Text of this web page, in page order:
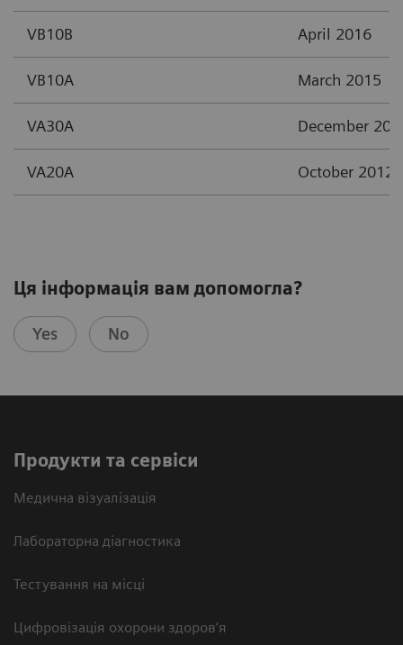
VB10B April 2016
VB10A March 2015
VA30A December
VA20A October 2012
Ця інформація вам допомогла?
Yes No
Продукти та сервіси
Медична візуалізація
Лабораторна діагностика
Тестування на місці
Цифровізація охорони здоров’я